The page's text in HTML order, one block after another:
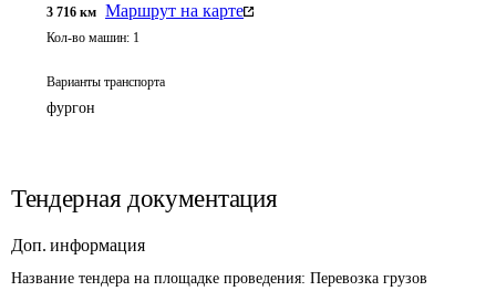
3 716 км Маршрут на карте
Кол-во машин: 1
Варианты транспорта
фургон
Тендерная документация
Доп. информация
Название тендера на площадке проведения: Перевозка грузов